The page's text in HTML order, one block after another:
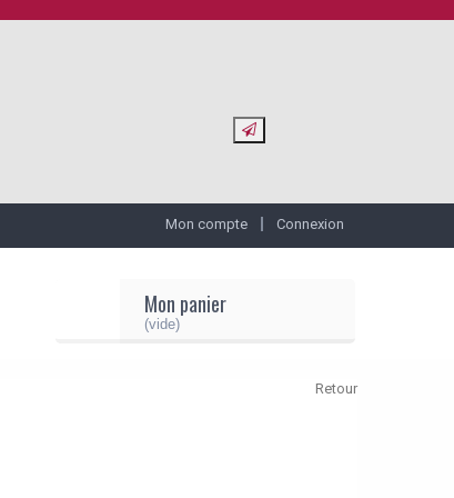
Mon compte Connexion
Mon panier
(vide)
Retour